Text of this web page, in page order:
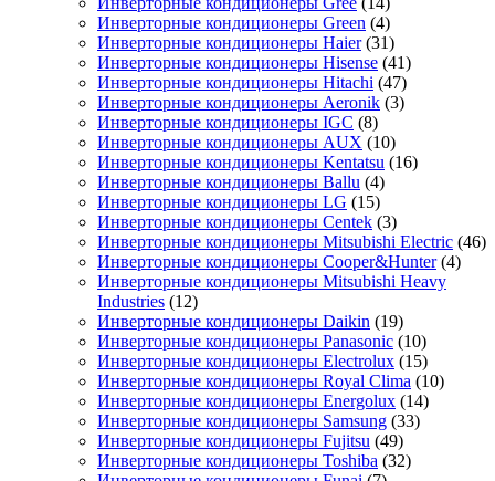
Инверторные кондиционеры Green (4)
Инверторные кондиционеры Haier (31)
Инверторные кондиционеры Hisense (41)
Инверторные кондиционеры Hitachi (47)
Инверторные кондиционеры Aeronik (3)
Инверторные кондиционеры IGC (8)
Инверторные кондиционеры AUX (10)
Инверторные кондиционеры Kentatsu (16)
Инверторные кондиционеры Ballu (4)
Инверторные кондиционеры LG (15)
Инверторные кондиционеры Centek (3)
Инверторные кондиционеры Mitsubishi Electric (46)
Инверторные кондиционеры Cooper&Hunter (4)
Инверторные кондиционеры Mitsubishi Heavy
Industries (12)
Инверторные кондиционеры Daikin (19)
Инверторные кондиционеры Panasonic (10)
Инверторные кондиционеры Electrolux (15)
Инверторные кондиционеры Royal Clima (10)
Инверторные кондиционеры Energolux (14)
Инверторные кондиционеры Samsung (33)
Инверторные кондиционеры Fujitsu (49)
Инверторные кондиционеры Toshiba (32)